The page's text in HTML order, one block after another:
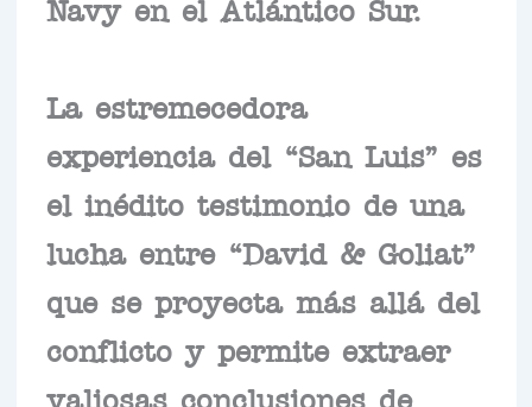
Navy en el Atlántico Sur.
La estremecedora
experiencia del “San Luis” es
el inédito testimonio de una
lucha entre “David & Goliat”
que se proyecta más allá del
conflicto y permite extraer
valiosas conclusiones de